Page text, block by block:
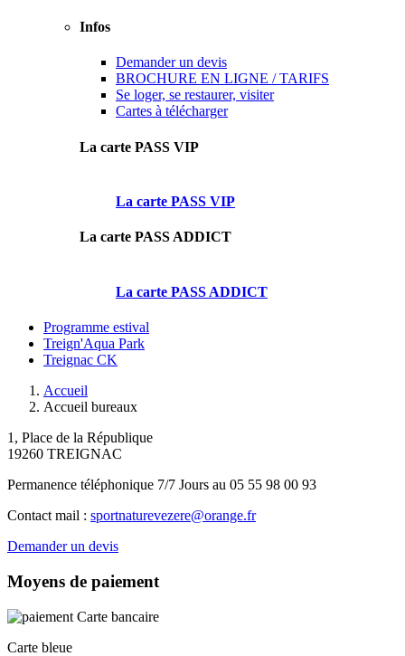
Infos
Demander un devis
BROCHURE EN LIGNE / TARIFS
Se loger, se restaurer, visiter
Cartes à télécharger
La carte PASS VIP
La carte PASS VIP
La carte PASS ADDICT
La carte PASS ADDICT
Programme estival
Treign'Aqua Park
Treignac CK
Accueil
Accueil bureaux
1, Place de la République
19260 TREIGNAC
Permanence téléphonique 7/7 Jours au 05 55 98 00 93
Contact mail : sportnaturevezere@orange.fr
Demander un devis
Moyens de paiement
Carte bleue